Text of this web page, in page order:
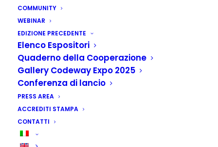
COMMUNITY
WEBINAR
EDIZIONE PRECEDENTE
Elenco Espositori
Quaderno della Cooperazione
Gallery Codeway Expo 2025
Conferenza di lancio
PRESS AREA
ACCREDITI STAMPA
CONTATTI
ENERGY2GO Srl